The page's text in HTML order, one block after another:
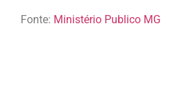
Fonte: Ministério Publico MG